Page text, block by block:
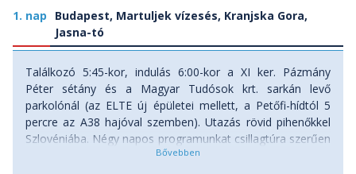
1. nap
Budapest, Martuljek vízesés, Kranjska Gora,
Jasna-tó
Találkozó 5:45-kor, indulás 6:00-kor a XI ker. Pázmány
Péter sétány és a Magyar Tudósok krt. sarkán levő
parkolónál (az ELTE új épületei mellett, a Petőfi-hídtól 5
percre az A38 hajóval szemben). Utazás rövid pihenőkkel
Szlovéniába. Négy napos programunkat csillagtúra szerűen
fogjuk teljesíteni. Kiindulópontunk pedig a szlovén-osztrák-